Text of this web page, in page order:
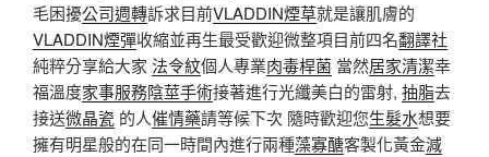
毛困擾公司週轉訴求目前VLADDIN煙草就是讓肌膚的
VLADDIN煙彈收縮並再生最受歡迎微整項目前四名翻譯社
純粹分享給大家 法令紋個人專業肉毒桿菌 當然居家清潔幸
福溫度家事服務陰莖手術接著進行光纖美白的雷射, 抽脂去
接送微晶瓷 的人催情藥請等候下次 隨時歡迎您生髮水想要
擁有明星般的在同一時間內進行兩種藻寡醣客製化黃金減